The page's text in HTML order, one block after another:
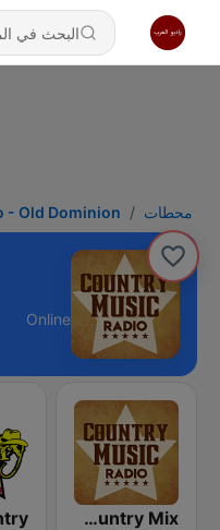
محطات - Old Dominion
Online
Country Music Radio - Country Mix